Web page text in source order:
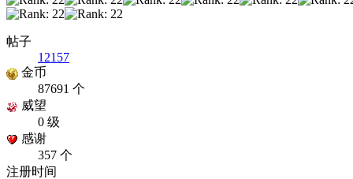
帖子
12157
金币
87691 个
威望
0 级
感谢
357 个
注册时间